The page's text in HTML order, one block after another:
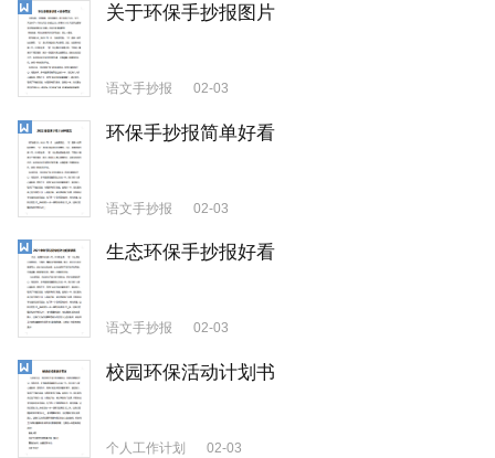
关于环保手抄报图片
语文手抄报 02-03
环保手抄报简单好看
语文手抄报 02-03
生态环保手抄报好看
语文手抄报 02-03
校园环保活动计划书
个人工作计划 02-03